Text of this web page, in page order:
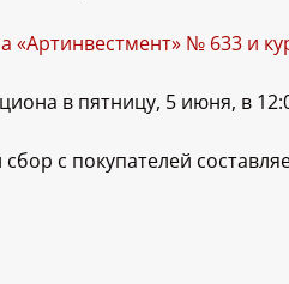
«Артинвестмент» № 633 и
в пятницу, 5 июня, в
с покупателей